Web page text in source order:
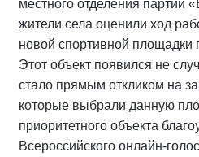
местного отделения партии
жители села оценили ход
новой спортивной площадки
Этот объект появился не
стало прямым откликом на
которые выбрали данную
приоритетного объекта
Всероссийского онлайн-